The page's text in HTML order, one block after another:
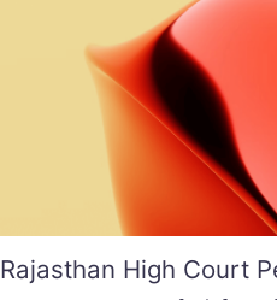
Rajasthan High Court